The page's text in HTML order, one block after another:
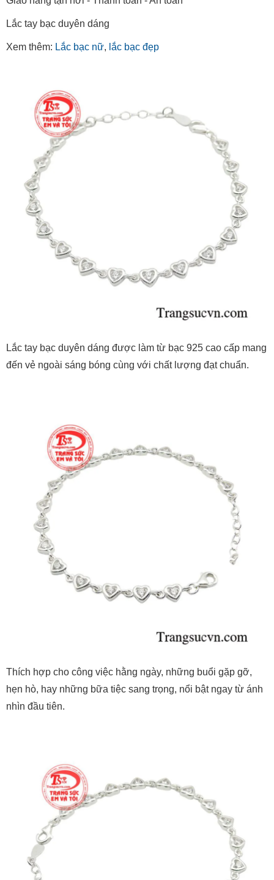
Lắc tay bạc duyên dáng
Xem thêm: Lắc bạc nữ, lắc bạc đẹp
Lắc tay bạc duyên dáng được làm từ bạc 925 cao cấp mang
đến vẻ ngoài sáng bóng cùng với chất lượng đạt chuẩn.
Thích hợp cho công việc hằng ngày, những buổi gặp gỡ,
hẹn hò, hay những bữa tiệc sang trọng, nổi bật ngay từ ánh
nhìn đầu tiên.